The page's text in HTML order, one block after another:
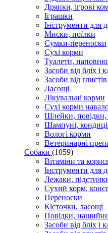
Дряпки, ігрові
Іграшки
Інструменти для
Миски, поїлки
Сумки-переноски
Сухі корми
Туалети,
Засоби від бліх і
Засоби від глистів
Ласощі
Лікувальні корми
Сухі корми
Шлейки,
Шампуні,
Вологі корми
Ветеринарні
Собаки (1059)
Вітаміни та
Інструменти для
Лежаки,
Сухий корм,
Переноски
Кісточки, ласощі
Повідки,
Засоби від бліх і